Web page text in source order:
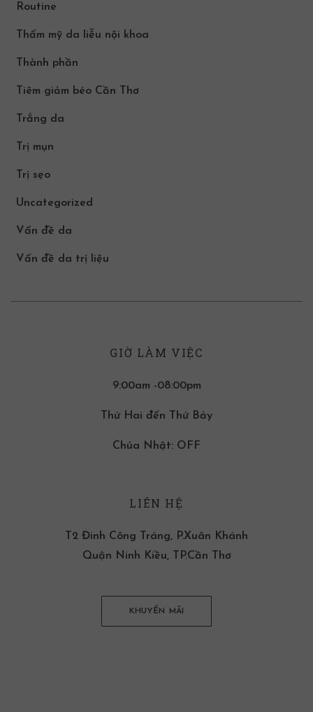
Routine
Thẩm mỹ da liễu nội khoa
Thành phần
Tiêm giảm béo Cần Thơ
Trắng da
Trị mụn
Trị sẹo
Uncategorized
Vấn đề da
Vấn đề da trị liệu
GIỜ LÀM VIỆC
9:00am -08:00pm
Thứ Hai đến Thứ Bảy
Chúa Nhật: OFF
LIÊN HỆ
T2 Đinh Công Tráng, P.Xuân Khánh
Quận Ninh Kiều, TP.Cần Thơ
KHUYẾN MÃI